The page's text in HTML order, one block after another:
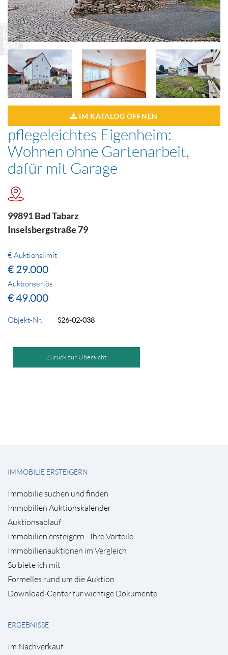
IM KATALOG ÖFFNEN
pflegeleichtes Eigenheim:
Wohnen ohne Gartenarbeit,
dafür mit Garage
99891 Bad Tabarz
Inselsbergstraße 79
€ Auktionslimit
€ 29.000
Auktionserlös
€ 49.000
Objekt-Nr. S26-02-038
Zurück zur Übersicht
IMMOBILIE ERSTEIGERN
Immobilie suchen und finden
Immobilien Auktionskalender
Auktionsablauf
Immobilien ersteigern - Ihre Vorteile
Immobilienauktionen im Vergleich
So biete ich mit
Formelles rund um die Auktion
Download-Center für wichtige Dokumente
ERGEBNISSE
Im Nachverkauf